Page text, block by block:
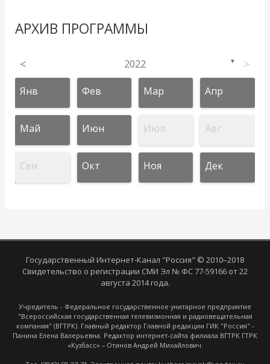
АРХИВ ПРОГРАММЫ
< 2022 ▼ >
Янв Фев Мар Апр
Май Июн Июл Авг
Сен Окт Ноя Дек
Государственный Интернет-Канал "Россия" © 2010–2018
Свидетельство о регистрации СМИ Эл № ФС 77-59166 от 22
августа 2014 года.
Учредитель - Федеральное государственное унитарное предприятие
"Всероссийская государственная телевизионная и радиовещательная
компания" (ВГТРК). Главный редактор Главной редакции ГИК "Россия" -
Панина Елена Валерьевна. Редактор интернет-сайта филиала ВГТРК ГТРК
«Кузбасс» – Отинов Андрей Михайлович.